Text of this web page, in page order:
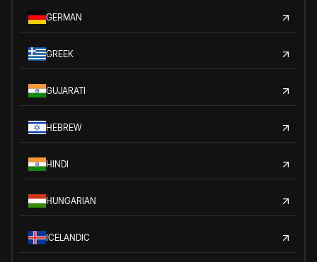
GERMAN
GREEK
GUJARATI
HEBREW
HINDI
HUNGARIAN
ICELANDIC